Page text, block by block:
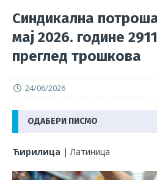
Синдикална
мај 2026. године
преглед трошкова
24/06/2026
ОДАБЕРИ ПИСМО
Ћирилица |Латиница